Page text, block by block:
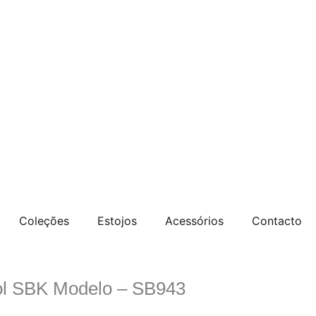
Coleções Estojos Acessórios Contacto
SBK Modelo – SB943